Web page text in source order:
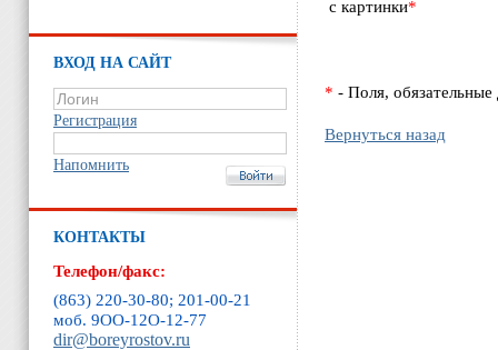
ВХОД НА САЙТ
Регистрация
Напомнить
КОНТАКТЫ
Телефон/факс:
(863) 220-30-80; 201-00-21
моб. 9ОО-12O-12-77
dir@boreyrostov.ru
с картинки*
* - Поля, обязательные
Вернуться назад